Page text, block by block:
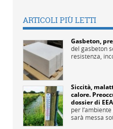
ARTICOLI PIÙ LETTI
Gasbeton,
del gasbeton
resistenza,
Siccità,
calore.
dossier di EEA
per
sarà messa